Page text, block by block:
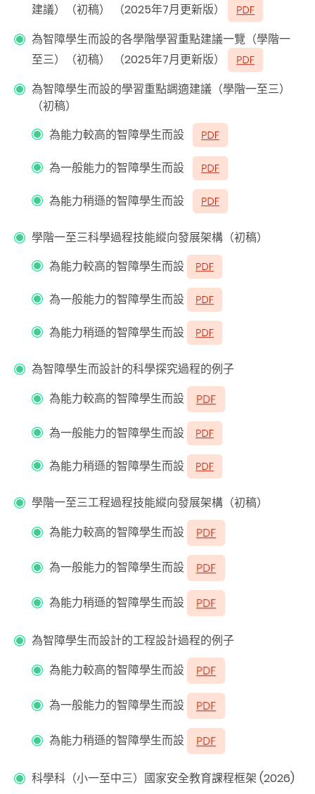
建議）（初稿） （2025年7月更新版）
為智障學生而設的各學階學習重點建議一覽（學階一
至三）（初稿） （2025年7月更新版）
為智障學生而設的學習重點調適建議（學階一至三）
（初稿）
為能力較高的智障學生而設
為一般能力的智障學生而設
為能力稍遜的智障學生而設
學階一至三科學過程技能縱向發展架構（初稿）
為能力較高的智障學生而設
為一般能力的智障學生而設
為能力稍遜的智障學生而設
為智障學生而設計的科學探究過程的例子
為能力較高的智障學生而設
為一般能力的智障學生而設
為能力稍遜的智障學生而設
學階一至三工程過程技能縱向發展架構（初稿）
為能力較高的智障學生而設
為一般能力的智障學生而設
為能力稍遜的智障學生而設
為智障學生而設計的工程設計過程的例子
為能力較高的智障學生而設
為一般能力的智障學生而設
為能力稍遜的智障學生而設
科學科（小一至中三）國家安全教育課程框架 (2026)